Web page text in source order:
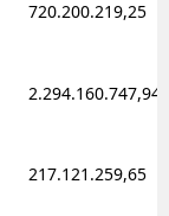
720.200.219,25
2.294.160.747,94
217.121.259,65